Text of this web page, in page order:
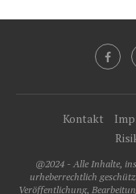
Kontakt
@2024 - Alle Inhalte,
urheberrechtlich
Veröffentlichung,